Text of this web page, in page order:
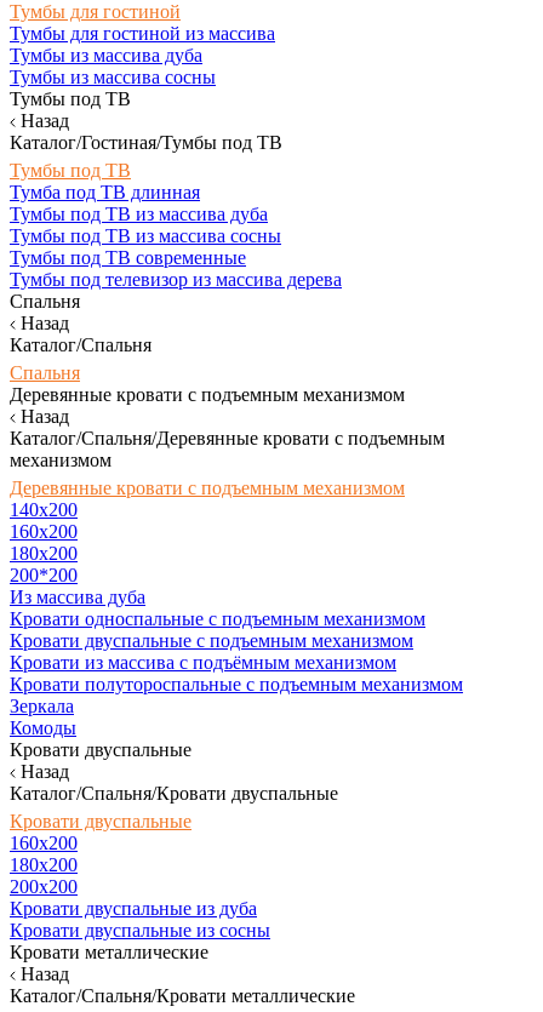
Тумбы для гостиной
Тумбы для гостиной из массива
Тумбы из массива дуба
Тумбы из массива сосны
Тумбы под ТВ
Назад
Каталог/Гостиная/Тумбы под ТВ
Тумбы под ТВ
Тумба под ТВ длинная
Тумбы под ТВ из массива дуба
Тумбы под ТВ из массива сосны
Тумбы под ТВ современные
Тумбы под телевизор из массива дерева
Спальня
Назад
Каталог/Спальня
Спальня
Деревянные кровати с подъемным механизмом
Назад
Каталог/Спальня/Деревянные кровати с подъемным
механизмом
Деревянные кровати с подъемным механизмом
140x200
160х200
180х200
200*200
Из массива дуба
Кровати односпальные с подъемным механизмом
Кровати двуспальные с подъемным механизмом
Кровати из массива с подъёмным механизмом
Кровати полутороспальные с подъемным механизмом
Зеркала
Комоды
Кровати двуспальные
Назад
Каталог/Спальня/Кровати двуспальные
Кровати двуспальные
160х200
180x200
200x200
Кровати двуспальные из дуба
Кровати двуспальные из сосны
Кровати металлические
Назад
Каталог/Спальня/Кровати металлические